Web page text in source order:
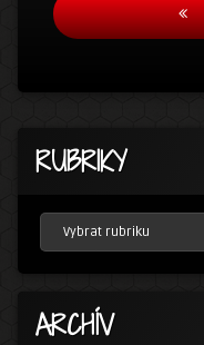
pro
RUBRIKY
RUBRIKY
ARCHÍV